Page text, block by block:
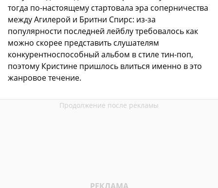
тогда по-настоящему стартовала эра соперничества
между Агилерой и Бритни Спирс: из-за
популярности последней лейблу требовалось как
можно скорее представить слушателям
конкурентноспособный альбом в стиле тин-поп,
поэтому Кристине пришлось влиться именно в это
жанровое течение.